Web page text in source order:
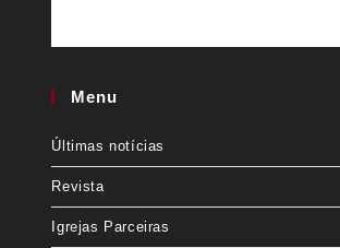
Menu
Últimas notícias
Revista
Igrejas Parceiras